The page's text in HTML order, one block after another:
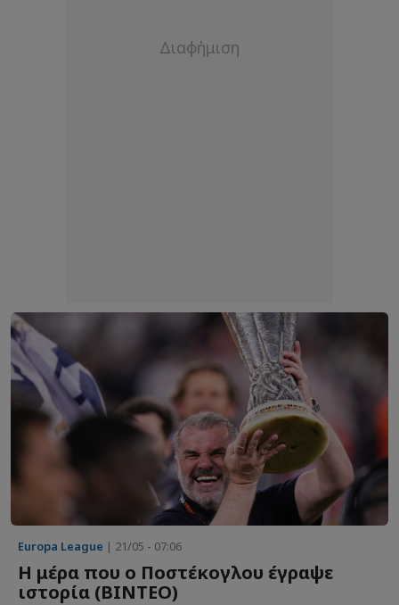
Europa League | 21/05 - 07:06
Η μέρα που ο Ποστέκογλου έγραψε
ιστορία (ΒΙΝΤΕΟ)